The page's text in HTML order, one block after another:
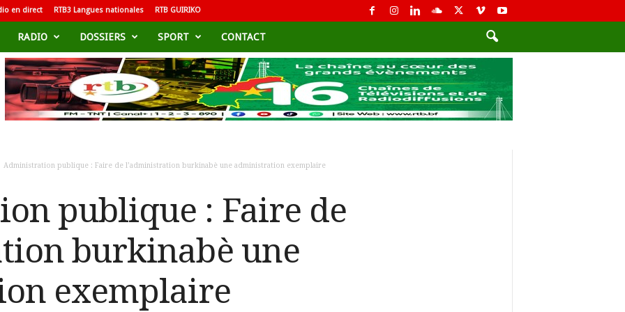
en direct RTB3 Langues nationales RTB GUIRIKO
RADIO DOSSIERS SPORT CONTACT
Administration publique : Faire de l’administration burkinabè une administration exemplaire
publique : Faire de
burkinabè une
exemplaire